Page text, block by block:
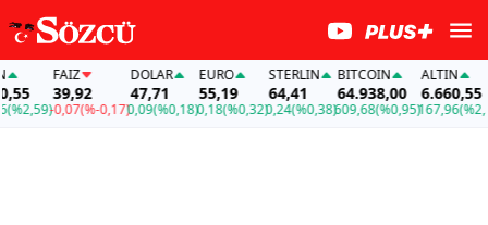
FAİZ
39,92
-0,07(%-0,17)
DOLAR
47,71
0,09(%0,18)
EURO
55,19
0,18(%0,32)
STERLIN
64,41
0,24(%0,38)
BITCOIN
64.938,00
609,68(%0,95)
ALTIN
6.660,55
167,96(%2,59)-